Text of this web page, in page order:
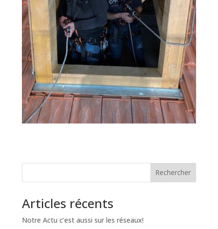
Rechercher
Articles récents
Notre Actu c’est aussi sur les réseaux!